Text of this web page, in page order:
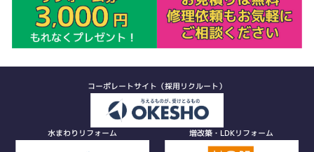
コーポレートサイト（採用リクルート）
水まわりリフォーム 増改築・LDKリフォーム